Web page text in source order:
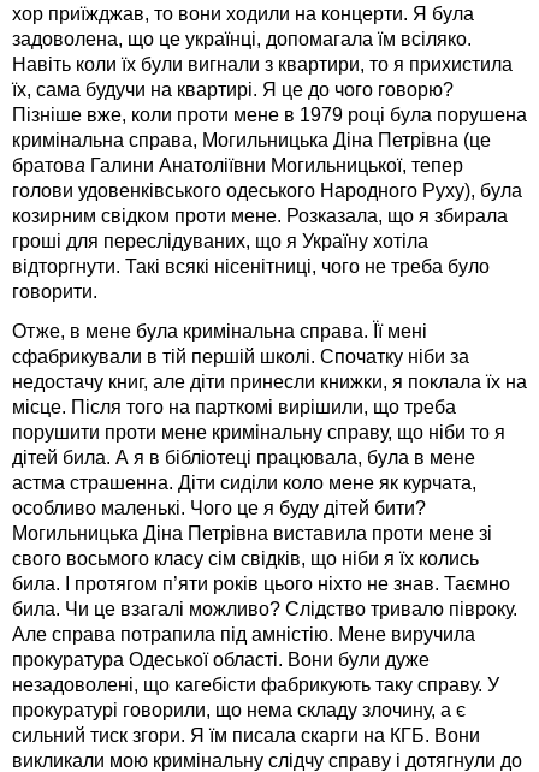
хор приїжджав, то вони ходили на концерти. Я була
задоволена, що це українці, допомагала їм всіляко.
Навіть коли їх були вигнали з квартири, то я прихистила
їх, сама будучи на квартирі. Я це до чого говорю?
Пізніше вже, коли проти мене в 1979 році була порушена
кримінальна справа, Могильницька Діна Петрівна (це
братова Галини Анатоліївни Могильницької, тепер
голови удовенківського одеського Народного Руху), була
козирним свідком проти мене. Розказала, що я збирала
гроші для переслідуваних, що я Україну хотіла
відторгнути. Такі всякі нісенітниці, чого не треба було
говорити.
Отже, в мене була кримінальна справа. Її мені
сфабрикували в тій першій школі. Спочатку ніби за
недостачу книг, але діти принесли книжки, я поклала їх на
місце. Після того на парткомі вирішили, що треба
порушити проти мене кримінальну справу, що ніби то я
дітей била. А я в бібліотеці працювала, була в мене
астма страшенна. Діти сиділи коло мене як курчата,
особливо маленькі. Чого це я буду дітей бити?
Могильницька Діна Петрівна виставила проти мене зі
свого восьмого класу сім свідків, що ніби я їх колись
била. І протягом п’яти років цього ніхто не знав. Таємно
била. Чи це взагалі можливо? Слідство тривало півроку.
Але справа потрапила під амністію. Мене виручила
прокуратура Одеської області. Вони були дуже
незадоволені, що кагебісти фабрикують таку справу. У
прокуратурі говорили, що нема складу злочину, а є
сильний тиск згори. Я їм писала скарги на КГБ. Вони
викликали мою кримінальну слідчу справу і дотягнули до